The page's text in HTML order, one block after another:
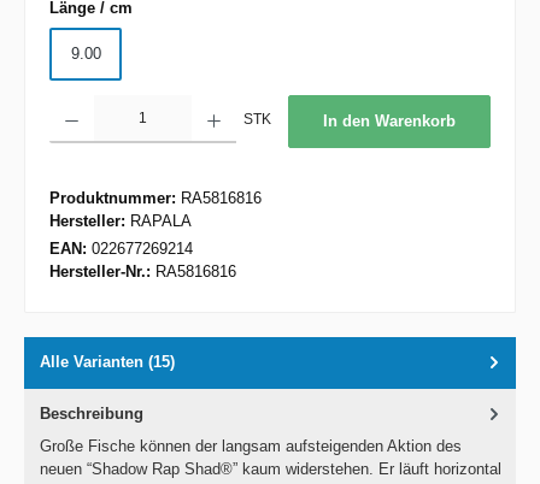
Länge / cm
9.00
STK In den Warenkorb
Produktnummer: RA5816816
Hersteller: RAPALA
EAN: 022677269214
Hersteller-Nr.: RA5816816
Alle Varianten (15)
Beschreibung
Große Fische können der langsam aufsteigenden Aktion des
neuen “Shadow Rap Shad®” kaum widerstehen. Er läuft horizontal